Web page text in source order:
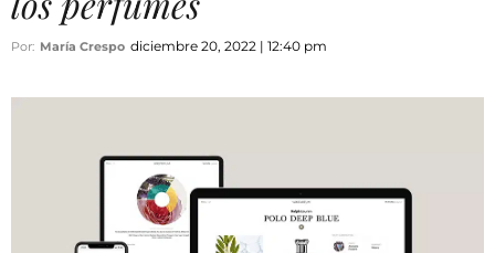
Por: María Crespo diciembre 20, 2022 | 12:40 pm